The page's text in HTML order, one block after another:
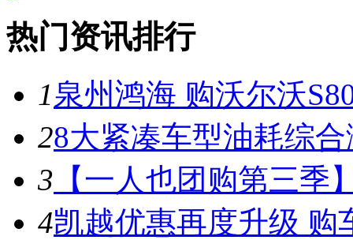
热门资讯排行
1泉州鸿海 购沃尔沃
28大紧凑车型油耗综
3 【一人也团购第三季
4凯越优惠再度升级 购